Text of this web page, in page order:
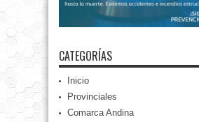
CATEGORÍAS
Inicio
Provinciales
Comarca Andina